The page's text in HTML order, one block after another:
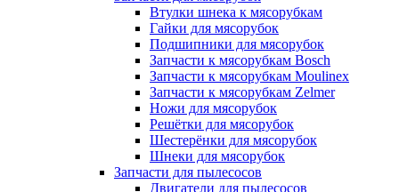
Втулки шнека к мясорубкам
Гайки для мясорубок
Подшипники для мясорубок
Запчасти к мясорубкам Bosch
Запчасти к мясорубкам Moulinex
Запчасти к мясорубкам Zelmer
Ножи для мясорубок
Решётки для мясорубок
Шестерёнки для мясорубок
Шнеки для мясорубок
Запчасти для пылесосов
Двигатели для пылесосов